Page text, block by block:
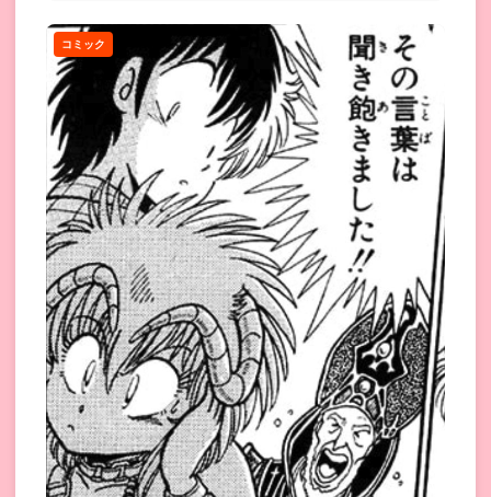
コミック